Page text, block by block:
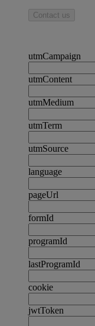
Contact us
utmCampaign
utmContent
utmMedium
utmTerm
utmSource
language
pageUrl
formId
programId
lastProgramId
cookie
jwtToken